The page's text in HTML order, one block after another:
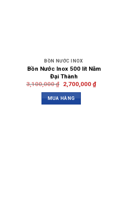
BỒN NƯỚC INOX
Bồn Nước Inox 500 lít Nằm
Đại Thành
3,100,000₫ 2,700,000 ₫
MUA HÀNG